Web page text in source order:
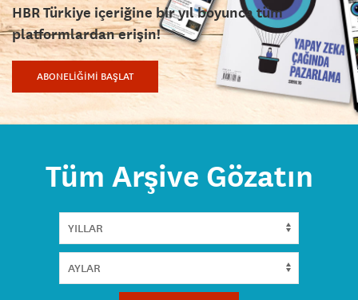
HBR Türkiye içeriğine bir yıl boyunca tüm
platformlardan erişin!
ABONELİĞİMİ BAŞLAT
Tüm Arşive Gözatın